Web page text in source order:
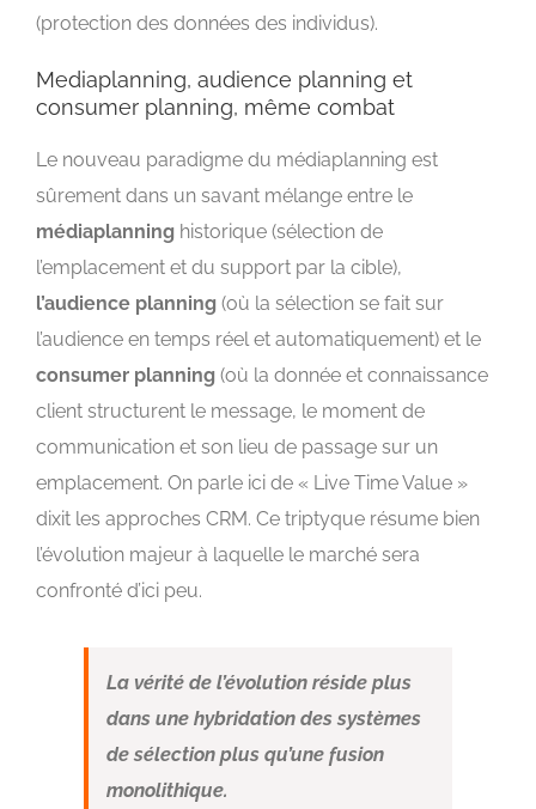
(protection des données des individus).
Mediaplanning, audience planning et
consumer planning, même combat
Le nouveau paradigme du médiaplanning est
sûrement dans un savant mélange entre le
médiaplanning historique (sélection de
l’emplacement et du support par la cible),
l’audience planning (où la sélection se fait sur
l’audience en temps réel et automatiquement) et le
consumer planning (où la donnée et connaissance
client structurent le message, le moment de
communication et son lieu de passage sur un
emplacement. On parle ici de « Live Time Value »
dixit les approches CRM. Ce triptyque résume bien
l’évolution majeur à laquelle le marché sera
confronté d’ici peu.
La vérité de l’évolution réside plus
dans une hybridation des systèmes
de sélection plus qu’une fusion
monolithique.